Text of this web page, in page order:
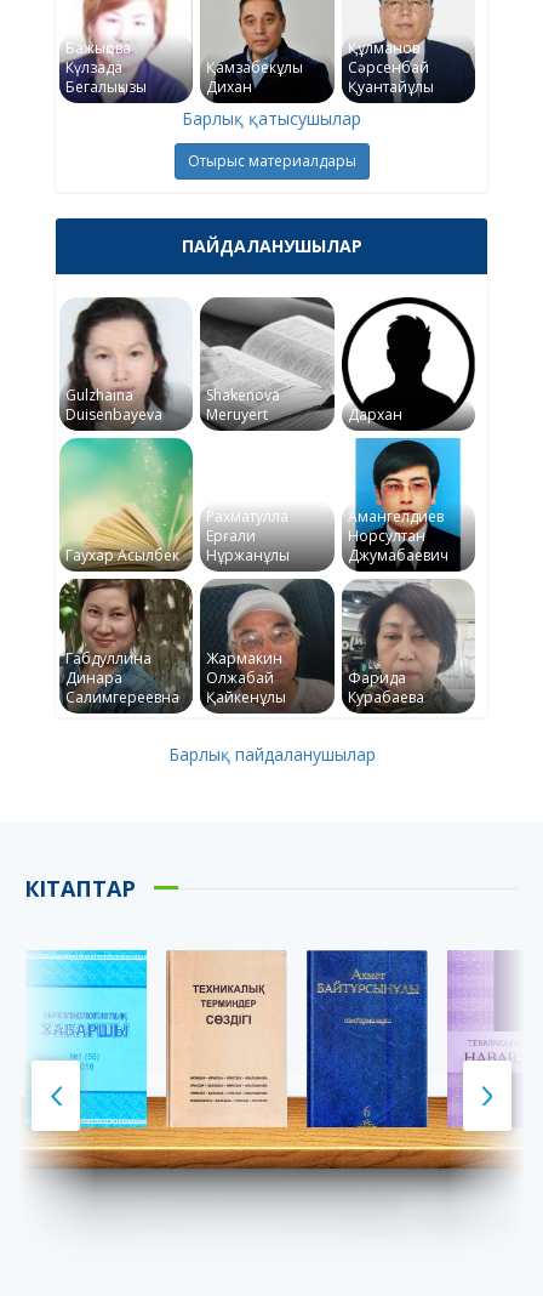
Бажықова
Күлзада
Бегалықызы
Қамзабекұлы
Дихан
Құлманов
Сәрсенбай
Қуантайұлы
Барлық қатысушылар
Отырыс материалдары
ПАЙДАЛАНУШЫЛАР
Gulzhaina
Duisenbayeva
Shakenova
Meruyert
Дархан
Гаухар Асылбек
Рахматулла
Ерғали
Нұржанұлы
Амангелдиев
Норсултан
Джумабаевич
Габдуллина
Динара
Салимгереевна
Жармакин
Олжабай
Қайкенұлы
Фарида
Курабаева
Барлық пайдаланушылар
КІТАПТАР